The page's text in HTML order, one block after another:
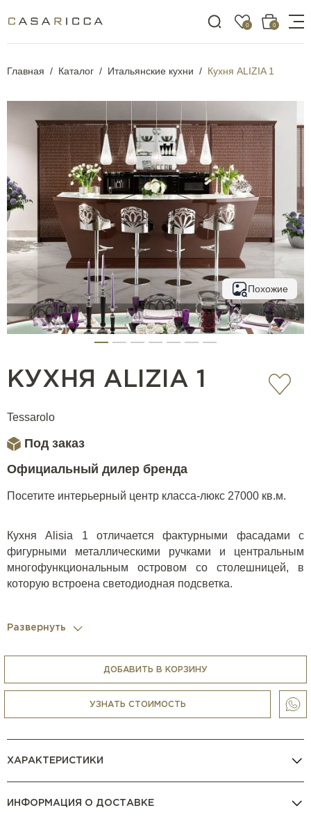
0 0
Главная Каталог Итальянские кухни Кухня ALIZIA 1
Похожие
КУХНЯ ALIZIA 1
Tessarolo
Под заказ
Официальный дилер бренда
Посетите интерьерный центр класса-люкс 27000 кв.м.
Кухня Alisia 1 отличается фактурными фасадами с
фигурными металлическими ручками и центральным
многофункциональным островом со столешницей, в
которую встроена светодиодная подсветка.
бытовой техникой (варочные панели, духовки, вытяжки,
кофемашины, холодильники, блендеры, измельчители,
микроволновки, пароварки и др.) любых брендов, в том
Gaggenau,La Cornue и др.
Развернуть
ДОБАВИТЬ В КОРЗИНУ
УЗНАТЬ СТОИМОСТЬ
ХАРАКТЕРИСТИКИ
ИНФОРМАЦИЯ О ДОСТАВКЕ